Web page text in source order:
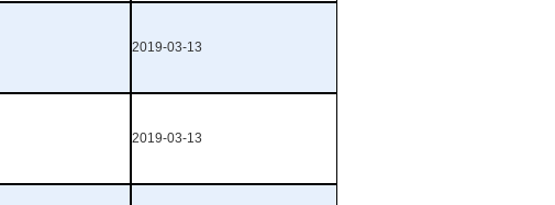
2019-03-13
2019-03-13